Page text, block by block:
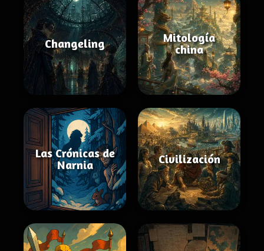
Changeling
Mitología
china
Las Crónicas de
Narnia
Civilización